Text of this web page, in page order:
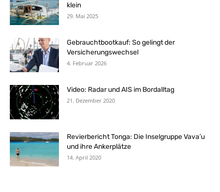
klein
29. Mai 2025
Gebrauchtbootkauf: So gelingt der
Versicherungswechsel
4. Februar 2026
Video: Radar und AIS im Bordalltag
21. Dezember 2020
Revierbericht Tonga: Die Inselgruppe Vava’u
und ihre Ankerplätze
14. April 2020